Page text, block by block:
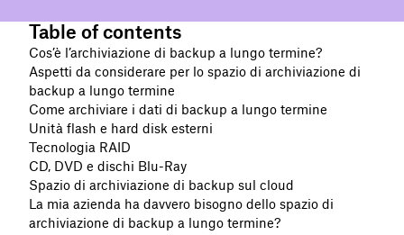
Table of contents
Cos’è l’archiviazione di backup a lungo termine?
Aspetti da considerare per lo spazio di archiviazione di
backup a lungo termine
Come archiviare i dati di backup a lungo termine
Unità flash e hard disk esterni
Tecnologia RAID
CD, DVD e dischi Blu-Ray
Spazio di archiviazione di backup sul cloud
La mia azienda ha davvero bisogno dello spazio di
archiviazione di backup a lungo termine?